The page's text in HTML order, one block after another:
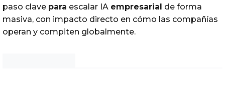
paso clave para escalar IA empresarial de forma
masiva, con impacto directo en cómo las compañías
operan y compiten globalmente.